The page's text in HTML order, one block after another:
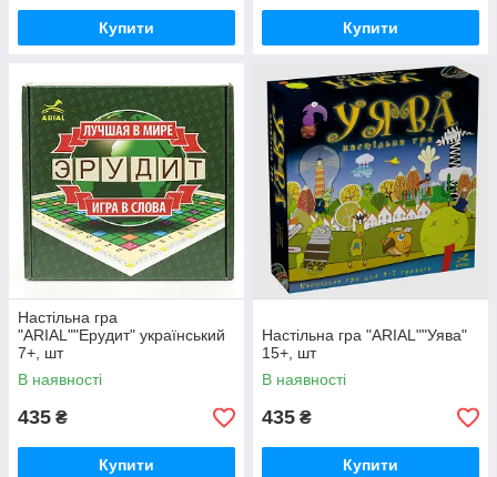
Купити Купити
Настільна гра
"ARIAL""Ерудит" український
7+, шт
В наявності
435 ₴
Купити
Настільна гра "ARIAL""Уява"
15+, шт
В наявності
435 ₴
Купити